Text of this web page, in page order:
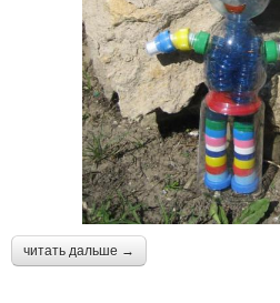
читать дальше →